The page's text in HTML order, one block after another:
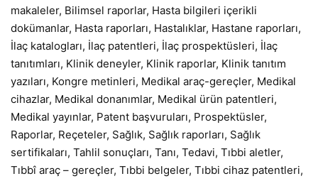
makaleler, Bilimsel raporlar, Hasta bilgileri içerikli
dokümanlar, Hasta raporları, Hastalıklar, Hastane raporları,
İlaç katalogları, İlaç patentleri, İlaç prospektüsleri, İlaç
tanıtımları, Klinik deneyler, Klinik raporlar, Klinik tanıtım
yazıları, Kongre metinleri, Medikal araç-gereçler, Medikal
cihazlar, Medikal donanımlar, Medikal ürün patentleri,
Medikal yayınlar, Patent başvuruları, Prospektüsler,
Raporlar, Reçeteler, Sağlık, Sağlık raporları, Sağlık
sertifikaları, Tahlil sonuçları, Tanı, Tedavi, Tıbbi aletler,
Tıbbî araç – gereçler, Tıbbi belgeler, Tıbbi cihaz patentleri,